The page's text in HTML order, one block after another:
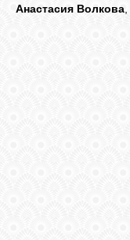
Анастасия Волкова